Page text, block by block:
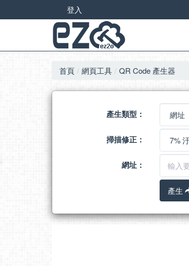
登入
首頁 網頁工具 QR Code 產生器
產生類型：
掃描修正：
網址：
產生